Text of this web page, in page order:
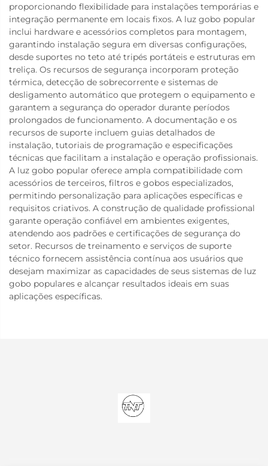
proporcionando flexibilidade para instalações temporárias e
integração permanente em locais fixos. A luz gobo popular
inclui hardware e acessórios completos para montagem,
garantindo instalação segura em diversas configurações,
desde suportes no teto até tripés portáteis e estruturas em
treliça. Os recursos de segurança incorporam proteção
térmica, detecção de sobrecorrente e sistemas de
desligamento automático que protegem o equipamento e
garantem a segurança do operador durante períodos
prolongados de funcionamento. A documentação e os
recursos de suporte incluem guias detalhados de
instalação, tutoriais de programação e especificações
técnicas que facilitam a instalação e operação profissionais.
A luz gobo popular oferece ampla compatibilidade com
acessórios de terceiros, filtros e gobos especializados,
permitindo personalização para aplicações específicas e
requisitos criativos. A construção de qualidade profissional
garante operação confiável em ambientes exigentes,
atendendo aos padrões e certificações de segurança do
setor. Recursos de treinamento e serviços de suporte
técnico fornecem assistência contínua aos usuários que
desejam maximizar as capacidades de seus sistemas de luz
gobo populares e alcançar resultados ideais em suas
aplicações específicas.